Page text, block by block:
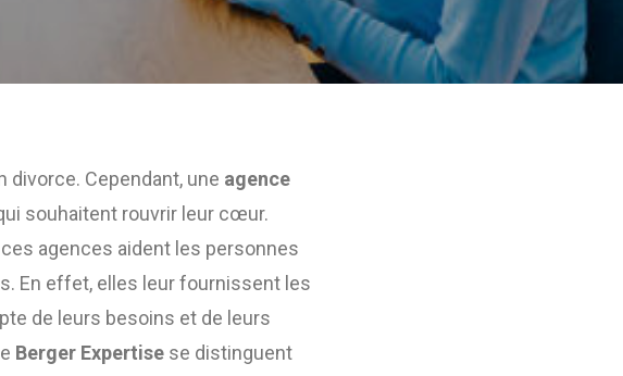
divorce. Cependant, une agence
souhaitent rouvrir leur cœur.
agences aident les personnes
En effet, elles leur fournissent les
de leurs besoins et de leurs
Berger Expertise se distinguent